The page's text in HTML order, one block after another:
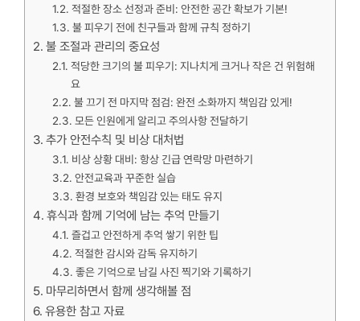
적절한 장소 선정과 준비: 안전한 공간 확보가 기본!
불 피우기 전에 친구들과 함께 규칙 정하기
불 조절과 관리의 중요성
적당한 크기의 불 피우기: 지나치게 크거나 작은 건 위험해
요
불 끄기 전 마지막 점검: 완전 소화까지 책임감 있게!
모든 인원에게 알리고 주의사항 전달하기
추가 안전수칙 및 비상 대처법
비상 상황 대비: 항상 긴급 연락망 마련하기
안전교육과 꾸준한 실습
환경 보호와 책임감 있는 태도 유지
휴식과 함께 기억에 남는 추억 만들기
즐겁고 안전하게 추억 쌓기 위한 팁
적절한 감시와 감독 유지하기
좋은 기억으로 남길 사진 찍기와 기록하기
마무리하면서 함께 생각해볼 점
유용한 참고 자료